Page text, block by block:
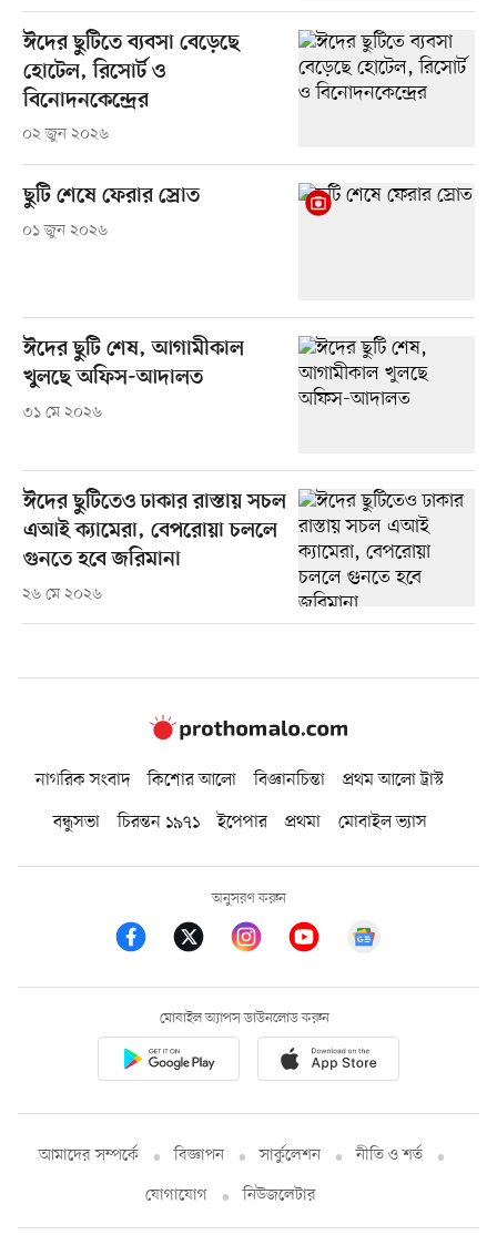
ঈদের ছুটিতে ব্যবসা বেড়েছে
হোটেল, রিসোর্ট ও
বিনোদনকেন্দ্রের
০২ জুন ২০২৬
ছুটি শেষে ফেরার স্রোত
০১ জুন ২০২৬
ঈদের ছুটি শেষ, আগামীকাল
খুলছে অফিস-আদালত
৩১ মে ২০২৬
ঈদের ছুটিতেও ঢাকার রাস্তায় সচল
এআই ক্যামেরা, বেপরোয়া চললে
গুনতে হবে জরিমানা
২৬ মে ২০২৬
নাগরিক সংবাদ কিশোর আলো বিজ্ঞানচিন্তা
প্রথম আলো ট্রাস্ট
বন্ধুসভা
চিরন্তন ১৯৭১ ইপেপার প্রথমা মোবাইল ভ্যাস
অনুসরণ করুন
মোবাইল অ্যাপস ডাউনলোড করুন
আমাদের সম্পর্কে বিজ্ঞাপন সার্কুলেশন
নীতি ও শর্ত
যোগাযোগ
নিউজলেটার